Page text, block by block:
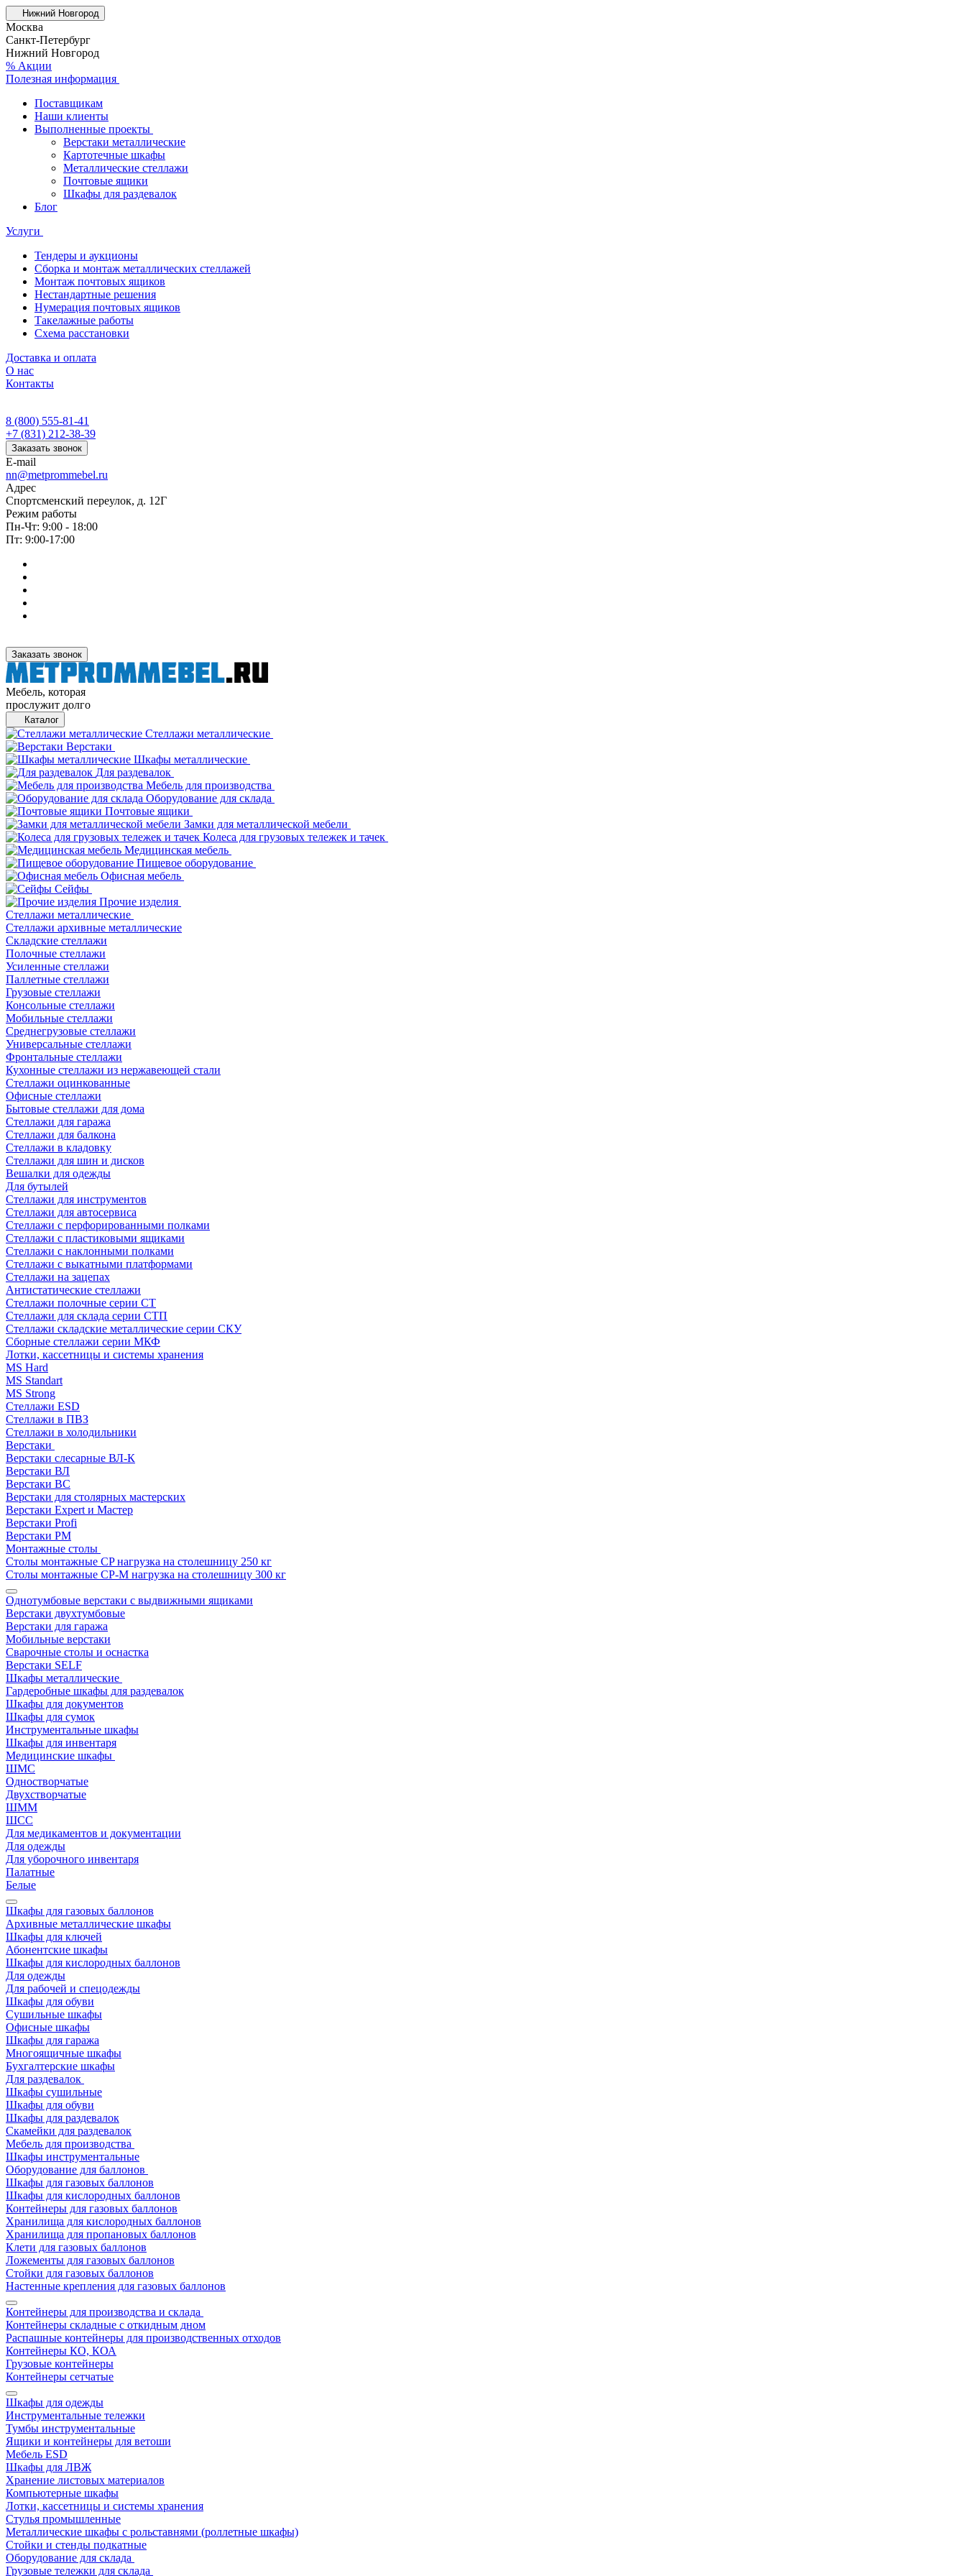
Нижний Новгород
Москва
Санкт-Петербург
Нижний Новгород
% Акции
Полезная информация
Поставщикам
Наши клиенты
Выполненные проекты
Верстаки металлические
Картотечные шкафы
Металлические стеллажи
Почтовые ящики
Шкафы для раздевалок
Блог
Услуги
Тендеры и аукционы
Сборка и монтаж металлических стеллажей
Монтаж почтовых ящиков
Нестандартные решения
Нумерация почтовых ящиков
Такелажные работы
Схема расстановки
Доставка и оплата
О нас
Контакты
8 (800) 555-81-41
+7 (831) 212-38-39
Заказать звонок
E-mail
nn@metprommebel.ru
Адрес
Спортсменский переулок, д. 12Г
Режим работы
Пн-Чт: 9:00 - 18:00
Пт: 9:00-17:00
Заказать звонок
Мебель, которая
прослужит долго
Каталог
Стеллажи металлические
Верстаки
Шкафы металлические
Для раздевалок
Мебель для производства
Оборудование для склада
Почтовые ящики
Замки для металлической мебели
Колеса для грузовых тележек и тачек
Медицинская мебель
Пищевое оборудование
Офисная мебель
Сейфы
Прочие изделия
Стеллажи металлические
Cтеллажи архивные металлические
Складские стеллажи
Полочные стеллажи
Усиленные стеллажи
Паллетные стеллажи
Грузовые стеллажи
Консольные стеллажи
Мобильные стеллажи
Среднегрузовые стеллажи
Универсальные стеллажи
Фронтальные стеллажи
Кухонные стеллажи из нержавеющей стали
Стеллажи оцинкованные
Офисные стеллажи
Бытовые стеллажи для дома
Стеллажи для гаража
Стеллажи для балкона
Стеллажи в кладовку
Стеллажи для шин и дисков
Вешалки для одежды
Для бутылей
Стеллажи для инструментов
Стеллажи для автосервиса
Стеллажи с перфорированными полками
Стеллажи с пластиковыми ящиками
Стеллажи с наклонными полками
Стеллажи с выкатными платформами
Стеллажи на зацепах
Антистатические стеллажи
Стеллажи полочные серии СТ
Стеллажи для склада серии СТП
Стеллажи складские металлические серии СКУ
Сборные стеллажи серии МКФ
Лотки, кассетницы и системы хранения
MS Hard
MS Standart
MS Strong
Стеллажи ESD
Стеллажи в ПВЗ
Стеллажи в холодильники
Верстаки
Верстаки слесарные ВЛ-К
Верстаки ВЛ
Верстаки ВС
Верстаки для столярных мастерских
Верстаки Expert и Мастер
Верстаки Profi
Верстаки РМ
Монтажные столы
Столы монтажные СP нагрузка на столешницу 250 кг
Столы монтажные СР-М нагрузка на столешницу 300 кг
Однотумбовые верстаки с выдвижными ящиками
Верстаки двухтумбовые
Верстаки для гаража
Мобильные верстаки
Сварочные столы и оснастка
Верстаки SELF
Шкафы металлические
Гардеробные шкафы для раздевалок
Шкафы для документов
Шкафы для сумок
Инструментальные шкафы
Шкафы для инвентаря
Медицинские шкафы
ШМС
Одностворчатые
Двухстворчатые
ШММ
ШСС
Для медикаментов и документации
Для одежды
Для уборочного инвентаря
Палатные
Белые
Шкафы для газовых баллонов
Архивные металлические шкафы
Шкафы для ключей
Абонентские шкафы
Шкафы для кислородных баллонов
Для одежды
Для рабочей и спецодежды
Шкафы для обуви
Сушильные шкафы
Офисные шкафы
Шкафы для гаража
Многоящичные шкафы
Бухгалтерские шкафы
Для раздевалок
Шкафы сушильные
Шкафы для обуви
Шкафы для раздевалок
Скамейки для раздевалок
Мебель для производства
Шкафы инструментальные
Оборудование для баллонов
Шкафы для газовых баллонов
Шкафы для кислородных баллонов
Контейнеры для газовых баллонов
Хранилища для кислородных баллонов
Хранилища для пропановых баллонов
Клети для газовых баллонов
Ложементы для газовых баллонов
Стойки для газовых баллонов
Настенные крепления для газовых баллонов
Контейнеры для производства и склада
Контейнеры складные с откидным дном
Распашные контейнеры для производственных отходов
Контейнеры КО, КОА
Грузовые контейнеры
Контейнеры сетчатые
Шкафы для одежды
Инструментальные тележки
Тумбы инструментальные
Ящики и контейнеры для ветоши
Мебель ESD
Шкафы для ЛВЖ
Хранение листовых материалов
Компьютерные шкафы
Лотки, кассетницы и системы хранения
Стулья промышленные
Металлические шкафы с рольставнями (роллетные шкафы)
Стойки и стенды подкатные
Оборудование для склада
Грузовые тележки для склада